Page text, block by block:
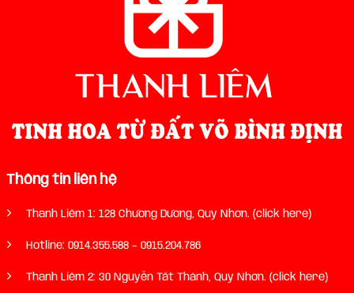
Thông tin liên hệ
Thanh Liêm 1: 128 Chương Dương, Quy Nhơn. (click here)
Hotline: 0914.355.588 – 0915.204.786
Thanh Liêm 2: 30 Nguyễn Tất Thành, Quy Nhơn. (click here)